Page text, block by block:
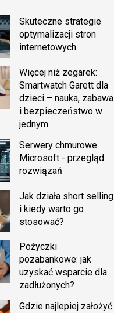
Skuteczne strategie
optymalizacji stron
internetowych
Więcej niż zegarek:
Smartwatch Garett dla
dzieci – nauka, zabawa
i bezpieczeństwo w
jednym.
Serwery chmurowe
Microsoft - przegląd
rozwiązań
Jak działa short selling
i kiedy warto go
stosować?
Pożyczki
pozabankowe: jak
uzyskać wsparcie dla
zadłużonych?
Gdzie najlepiej założyć